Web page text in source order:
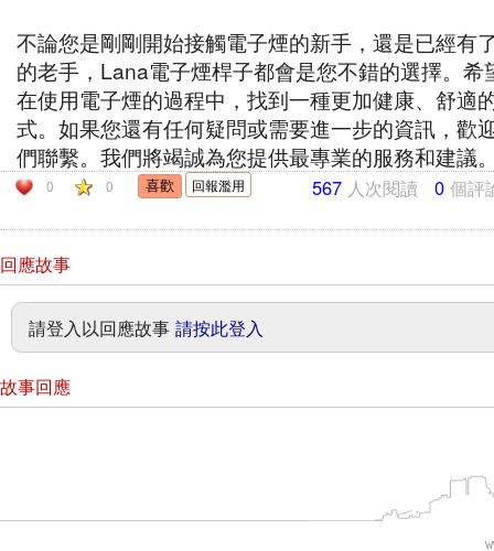
不論您是剛剛開始接觸電子煙的新手，還是已經有
的老手，Lana電子煙桿子都會是您不錯的選擇。希
在使用電子煙的過程中，找到一種更加健康、舒適
式。如果您還有任何疑問或需要進一步的資訊，歡
們聯繫。我們將竭誠為您提供最專業的服務和建議
0 0 回報濫用 567 人次閱讀 0 個評
回應故事
請登入以回應故事 請按此登入
故事回應